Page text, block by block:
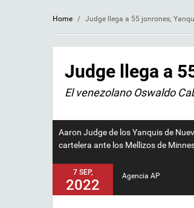
Home / Judge llega a 55 jonrones;
Judge llega a
El venezolano Oswaldo
Aaron Judge de los Yanquis de
cartelera ante los Mellizos de
7 SEP,
2022
Agencia AP